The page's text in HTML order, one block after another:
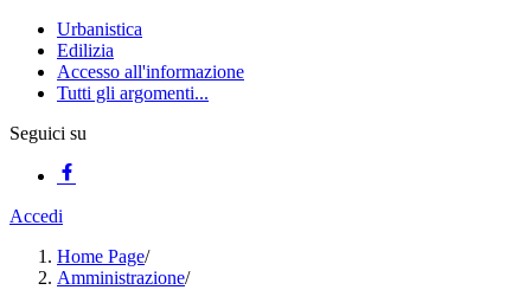
Urbanistica
Edilizia
Accesso all'informazione
Tutti gli argomenti...
Seguici su
Accedi
Home Page/
Amministrazione/